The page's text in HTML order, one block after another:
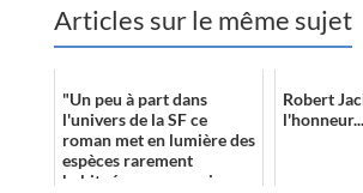
Articles sur le même sujet
"Un peu à part dans
l'univers de la SF ce
roman met en lumière des
espèces rarement
habituées aux premiers
Robert
l'honneur...